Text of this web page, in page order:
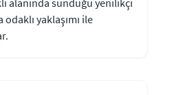
alanında sunduğu yenilikçi
yaklaşımı ile